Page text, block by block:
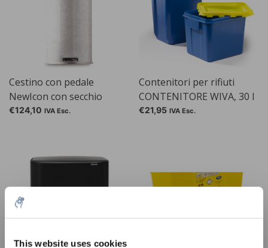
This website uses cookies
Cestino con pedale
NewIcon con secchio
interno in zinco ignifugo,
€124,10 IVA Esc.
Contenitori per rifiuti
CONTENITORE WIVA, 30 l
€21,95 IVA Esc.